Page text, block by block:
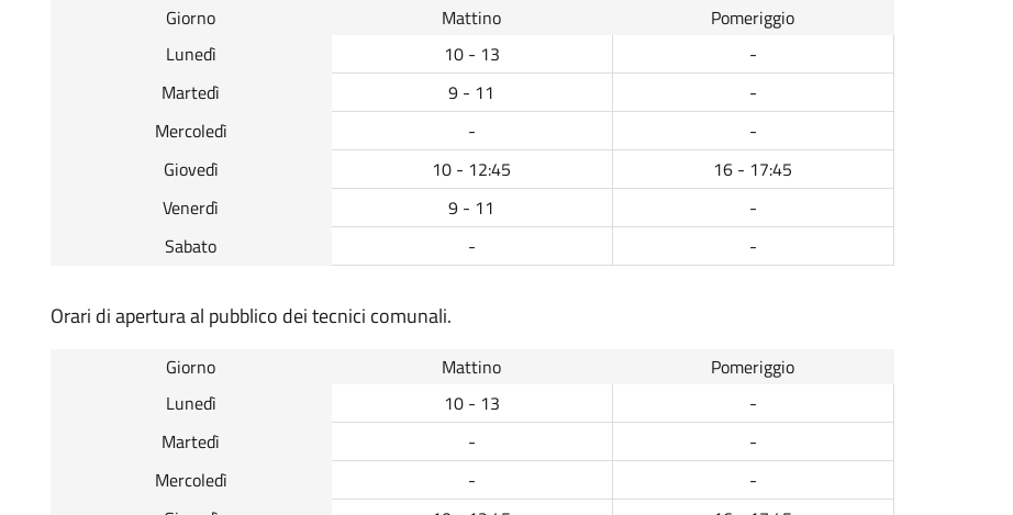
Giorno Mattino
Pomeriggio
Lunedì
10 - 13
-
Martedì
9 - 11
-
Mercoledì
-
-
Giovedì
10 - 12:45
16 - 17:45
Venerdì
9 - 11
-
Sabato
- -
Orari di apertura al pubblico dei tecnici comunali.
Giorno Mattino
Pomeriggio
Lunedì
10 - 13
-
Martedì
-
-
Mercoledì
-
-